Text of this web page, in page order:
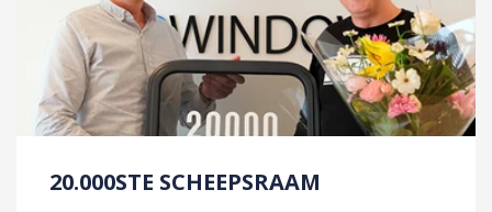
HOGERE VRAAG LEIDT TIJDELIJK TOT
LANGERE LEVERTIJDEN
Door de drukte van de afgelopen periode kunnen
hard om alles zo snel mogelijk te verwerken en
waarderen uw geduld. Neem gerust contact met
20.000STE SCHEEPSRAAM